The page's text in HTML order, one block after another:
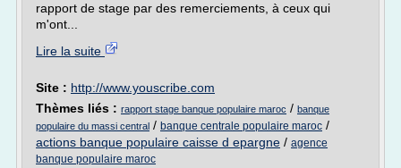
rapport de stage par des remerciements, à ceux qui
m'ont...
Lire la suite
Site : http://www.youscribe.com
Thèmes liés : rapport stage banque populaire maroc / banque
populaire du massi central / banque centrale populaire maroc /
actions banque populaire caisse d epargne / agence
banque populaire maroc